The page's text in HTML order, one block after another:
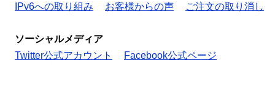
IPv6への取り組み
お客様からの声 ご注文の取り消し
ソーシャルメディア
Twitter公式アカウント
Facebook公式ページ